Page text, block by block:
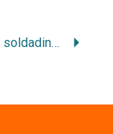
eu soldadinho – ela bailarina